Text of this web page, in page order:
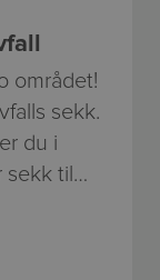
området!
sekk.
du i
sekk til